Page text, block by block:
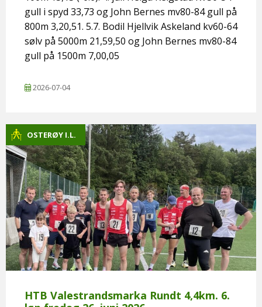
gull i spyd 33,73 og John Bernes mv80-84 gull på
800m 3,20,51. 5.7. Bodil Hjellvik Askeland kv60-64
sølv på 5000m 21,59,50 og John Bernes mv80-84
gull på 1500m 7,00,05
2026-07-04
OSTERØY I.L.
HTB Valestrandsmarka Rundt 4,4km. 6.